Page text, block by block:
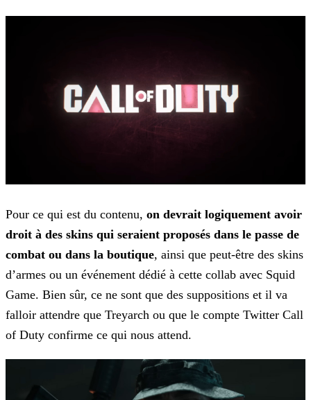
Pour ce qui est du contenu, on devrait logiquement avoir
droit à des skins qui seraient proposés dans le passe de
combat ou dans la boutique, ainsi que peut-être des skins
d’armes ou un événement dédié à cette collab avec Squid
Game. Bien sûr, ce ne sont que des suppositions et il va
falloir attendre que Treyarch ou que le compte Twitter Call
of Duty confirme ce qui nous attend.